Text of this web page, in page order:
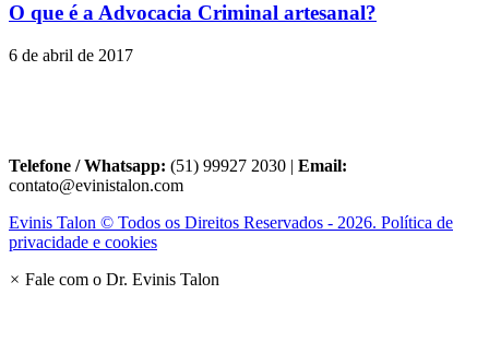
O que é a Advocacia Criminal artesanal?
6 de abril de 2017
Telefone / Whatsapp: (51) 99927 2030 | Email:
contato@evinistalon.com
Evinis Talon © Todos os Direitos Reservados - 2026. Política de
privacidade e cookies
× Fale com o Dr. Evinis Talon